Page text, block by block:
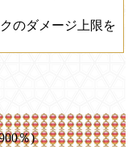
のダメージ上限を
％)